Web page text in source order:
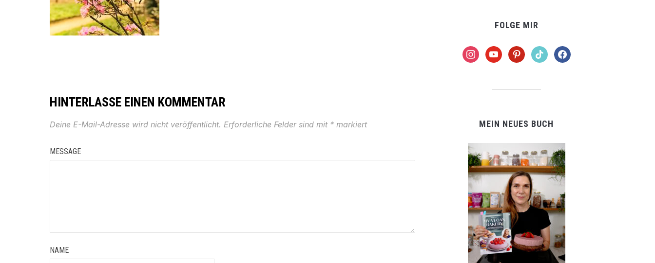
HINTERLASSE EINEN KOMMENTAR
Deine E-Mail-Adresse wird nicht veröffentlicht. Erforderliche Felder sind mit * markiert
MESSAGE
NAME
FOLGE MIR
instagramyoutubepinteresttiktok facebook
MEIN NEUES BUCH